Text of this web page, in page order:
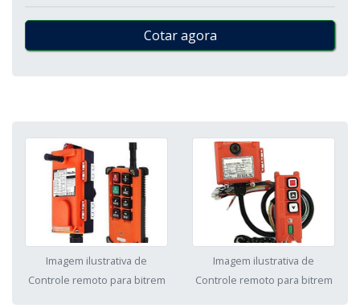
Cotar agora
Imagem ilustrativa de
Controle remoto para bitrem
Imagem ilustrativa de
Controle remoto para bitrem